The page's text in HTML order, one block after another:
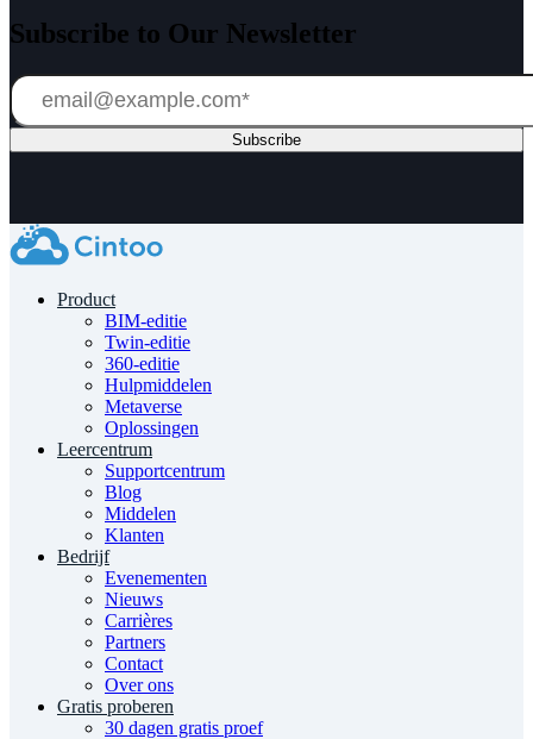
Subscribe to Our Newsletter
Product
BIM-editie
Twin-editie
360-editie
Hulpmiddelen
Metaverse
Oplossingen
Leercentrum
Supportcentrum
Blog
Middelen
Klanten
Bedrijf
Evenementen
Nieuws
Carrières
Partners
Contact
Over ons
Gratis proberen
30 dagen gratis proef